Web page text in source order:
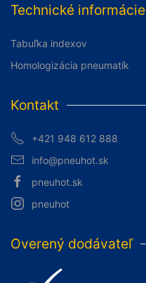
Technické informácie
Tabuľka indexov
Homologizácia pneumatík
Kontakt
+421 948 612 888
info@pneuhot.sk
pneuhot.sk
pneuhot
Overený dodávateľ